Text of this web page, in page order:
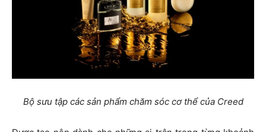
Bộ sưu tập các sản phẩm chăm sóc cơ thể của Creed